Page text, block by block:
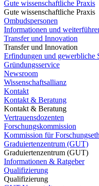
Gute wissenschaftliche Praxis
Gute wissenschaftliche Praxis
Ombudspersonen
Informationen und
Transfer und Innovation
Transfer und Innovation
Erfindungen und gewerbliche
Gründungsservice
Newsroom
Wissenschaftsallianz
Kontakt
Kontakt & Beratung
Kontakt & Beratung
Vertrauensdozenten
Forschungskommission
Kommission für
Graduiertenzentrum (GUT)
Graduiertenzentrum (GUT)
Informationen & Ratgeber
Qualifizierung
Qualifizierung